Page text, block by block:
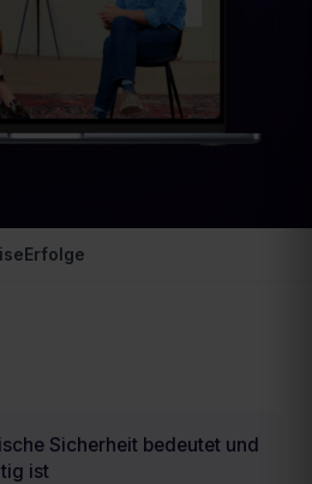
Erfolge
Sicherheit bedeutet und
ist